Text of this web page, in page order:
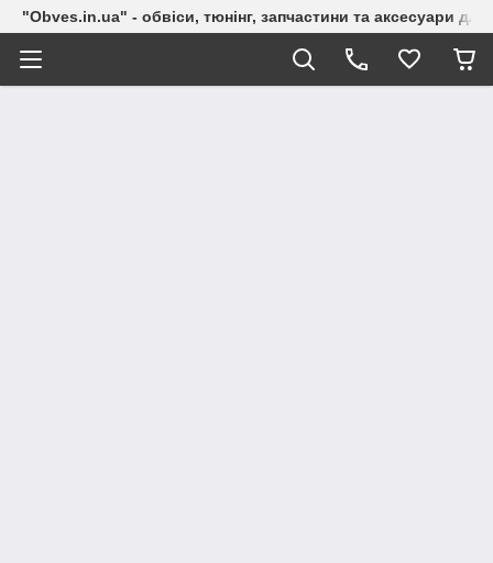
"Obves.in.ua" - обвіси, тюнінг, запчастини та аксесуари